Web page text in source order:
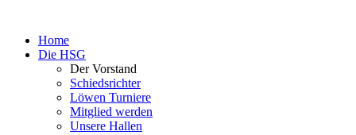
Home
Die HSG
Der Vorstand
Schiedsrichter
Löwen Turniere
Mitglied werden
Unsere Hallen